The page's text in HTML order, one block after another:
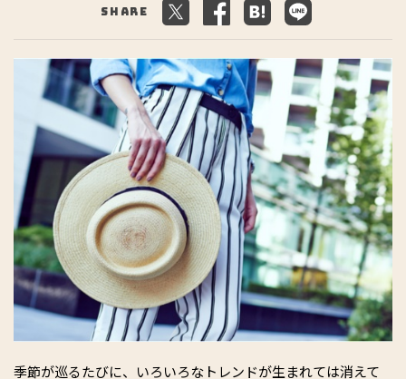
Share
季節が巡るたびに、いろいろなトレンドが生まれては消えて